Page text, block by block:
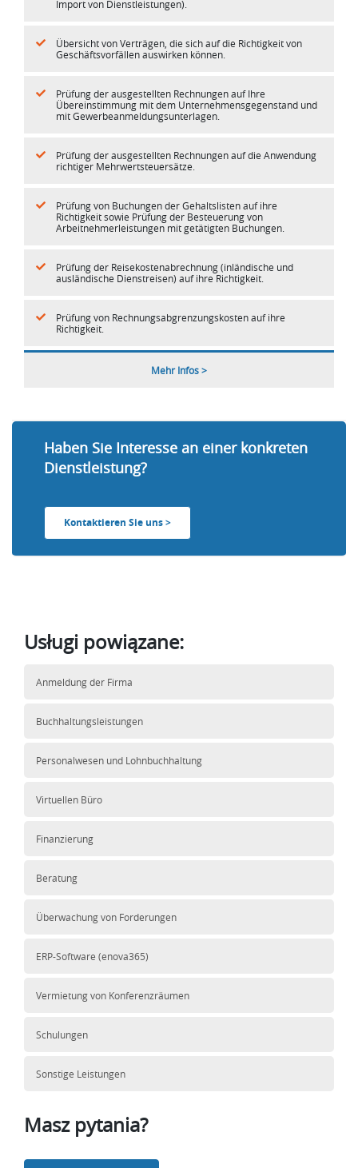
Usługi powiązane:
Anmeldung der Firma
Buchhaltungsleistungen
Personalwesen und Lohnbuchhaltung
Virtuellen Büro
Finanzierung
Beratung
Überwachung von Forderungen
ERP-Software (enova365)
Vermietung von Konferenzräumen
Schulungen
Sonstige Leistungen
Masz pytania?
Import von Dienstleistungen).
Übersicht von Verträgen, die sich auf die Richtigkeit von
Geschäftsvorfällen auswirken können.
Prüfung der ausgestellten Rechnungen auf Ihre
Übereinstimmung mit dem Unternehmensgegenstand und
mit Gewerbeanmeldungsunterlagen.
Prüfung der ausgestellten Rechnungen auf die Anwendung
richtiger Mehrwertsteuersätze.
Prüfung von Buchungen der Gehaltslisten auf ihre
Richtigkeit sowie Prüfung der Besteuerung von
Arbeitnehmerleistungen mit getätigten Buchungen.
Prüfung der Reisekostenabrechnung (inländische und
ausländische Dienstreisen) auf ihre Richtigkeit.
Prüfung von Rechnungsabgrenzungskosten auf ihre
Richtigkeit.
Mehr Infos >
Haben Sie Interesse an einer konkreten
Dienstleistung?
Kontaktieren Sie uns >